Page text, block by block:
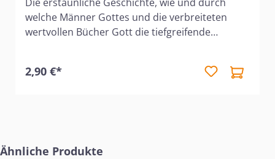
welche Männer Gottes und die verbreiteten
wertvollen Bücher Gott die tiefgreifende
geistliche Leben der Emigranten ausgewirkt hat.
2,90 €*
Produktgalerie überspringen
Ähnliche Produkte